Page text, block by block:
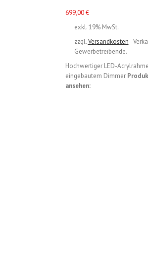
699,00€
exkl. 19% MwSt.
zzgl.Versandkosten -
Gewerbetreibende.
Hochwertiger LED-
eingebautem Dimmer
ansehen: